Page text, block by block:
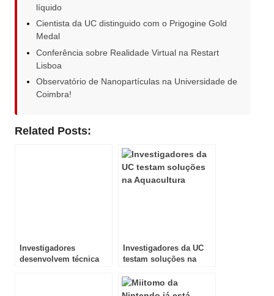
líquido
Cientista da UC distinguido com o Prigogine Gold
Medal
Conferência sobre Realidade Virtual na Restart
Lisboa
Observatório de Nanopartículas na Universidade de
Coimbra!
Related Posts:
Investigadores
desenvolvem técnica
Investigadores da UC
testam soluções na